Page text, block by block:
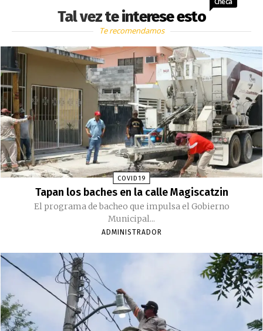
Tal vez te interese esto
Te recomendamos
COVID19
Tapan los baches en la calle Magiscatzin
El programa de bacheo que impulsa el Gobierno
Municipal...
ADMINISTRADOR